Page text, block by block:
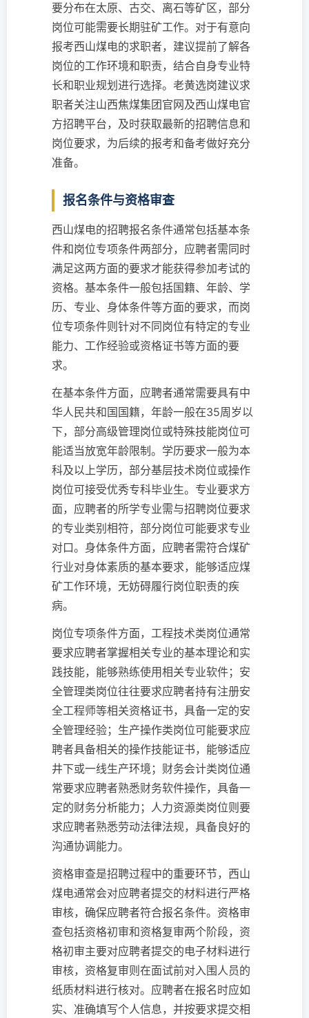
要分布在太原、古交、离石等矿区，部分
岗位可能需要长期驻矿工作。对于有意向
报考西山煤电的求职者，建议提前了解各
岗位的工作环境和职责，结合自身专业特
长和职业规划进行选择。老黄选岗建议求
职者关注山西焦煤集团官网及西山煤电官
方招聘平台，及时获取最新的招聘信息和
岗位要求，为后续的报考和备考做好充分
准备。
报名条件与资格审查
西山煤电的招聘报名条件通常包括基本条
件和岗位专项条件两部分，应聘者需同时
满足这两方面的要求才能获得参加考试的
资格。基本条件一般包括国籍、年龄、学
历、专业、身体条件等方面的要求，而岗
位专项条件则针对不同岗位有特定的专业
能力、工作经验或资格证书等方面的要
求。
在基本条件方面，应聘者通常需要具有中
华人民共和国国籍，年龄一般在35周岁以
下，部分高级管理岗位或特殊技能岗位可
能适当放宽年龄限制。学历要求一般为本
科及以上学历，部分基层技术岗位或操作
岗位可接受优秀专科毕业生。专业要求方
面，应聘者的所学专业需与招聘岗位要求
的专业类别相符，部分岗位可能要求专业
对口。身体条件方面，应聘者需符合煤矿
行业对身体素质的基本要求，能够适应煤
矿工作环境，无妨碍履行岗位职责的疾
病。
岗位专项条件方面，工程技术类岗位通常
要求应聘者掌握相关专业的基本理论和实
践技能，能够熟练使用相关专业软件；安
全管理类岗位往往要求应聘者持有注册安
全工程师等相关资格证书，具备一定的安
全管理经验；生产操作类岗位可能要求应
聘者具备相关的操作技能证书，能够适应
井下或一线生产环境；财务会计类岗位通
常要求应聘者熟悉财务软件操作，具备一
定的财务分析能力；人力资源类岗位则要
求应聘者熟悉劳动法律法规，具备良好的
沟通协调能力。
资格审查是招聘过程中的重要环节，西山
煤电通常会对应聘者提交的材料进行严格
审核，确保应聘者符合报名条件。资格审
查包括资格初审和资格复审两个阶段，资
格初审主要对应聘者提交的电子材料进行
审核，资格复审则在面试前对入围人员的
纸质材料进行核对。应聘者在报名时应如
实、准确填写个人信息，并按要求提交相